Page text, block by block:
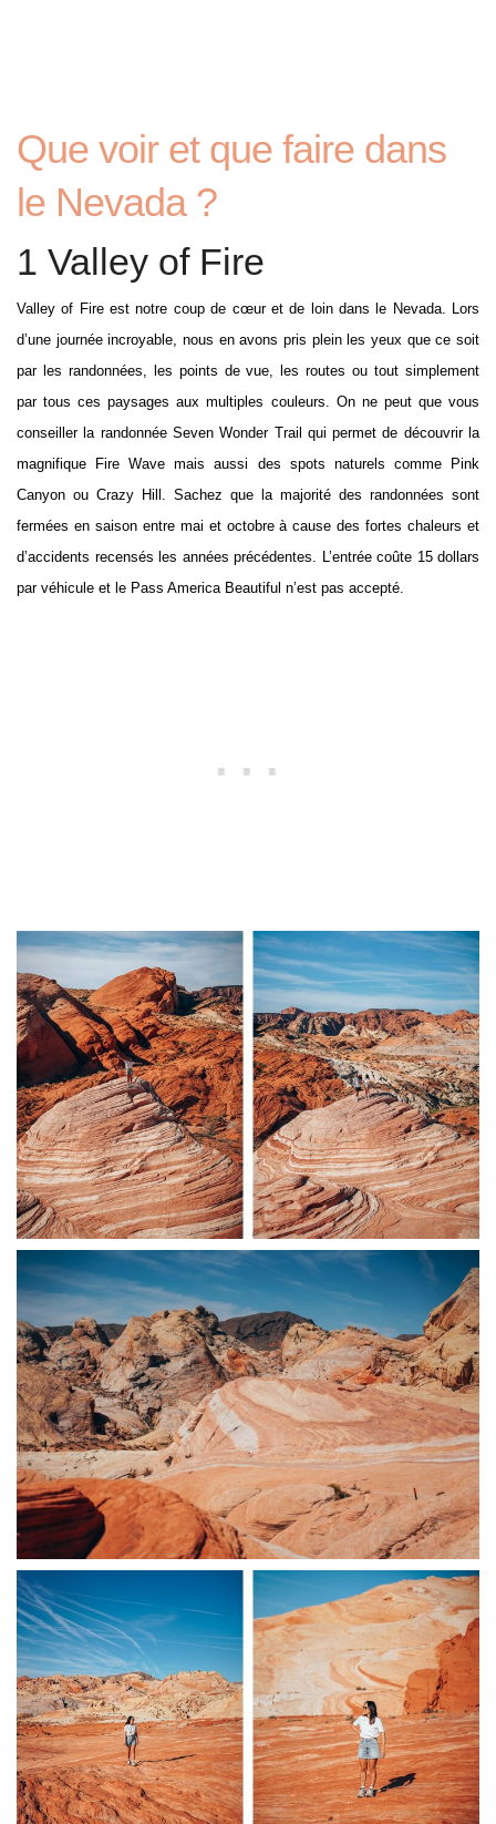
Que voir et que faire dans
le Nevada ?
1 Valley of Fire
Valley of Fire est notre coup de cœur et de loin dans le Nevada. Lors
d’une journée incroyable, nous en avons pris plein les yeux que ce soit
par les randonnées, les points de vue, les routes ou tout simplement
par tous ces paysages aux multiples couleurs. On ne peut que vous
conseiller la randonnée Seven Wonder Trail qui permet de découvrir la
magnifique Fire Wave mais aussi des spots naturels comme Pink
Canyon ou Crazy Hill. Sachez que la majorité des randonnées sont
fermées en saison entre mai et octobre à cause des fortes chaleurs et
d’accidents recensés les années précédentes. L’entrée coûte 15 dollars
par véhicule et le Pass America Beautiful n’est pas accepté.